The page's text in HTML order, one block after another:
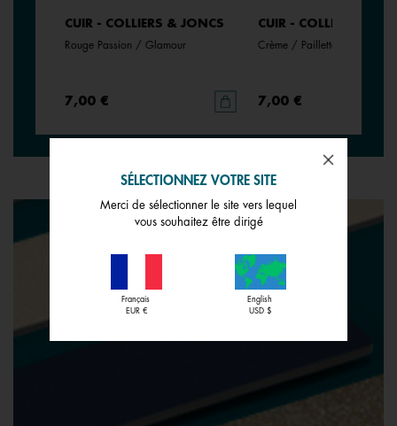
CUIR - COLLIERS & JONCS
Rouge Passion / Glamour
7,00 €
CUIR - COLLIERS &
Crème / Paillettes Dorées
7,00 €
SÉLECTIONNEZ VOTRE SITE
Merci de sélectionner le site vers lequel
vous souhaitez être dirigé
Français
EUR €
English
USD $